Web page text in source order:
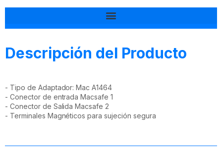
Descripción del Producto
- Tipo de Adaptador: Mac A1464
- Conector de entrada Macsafe 1
- Conector de Salida Macsafe 2
- Terminales Magnéticos para sujeción segura